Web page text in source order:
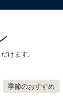
けます。
季節のおすすめ